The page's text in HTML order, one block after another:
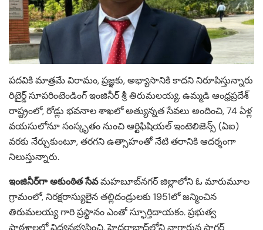
పదవికి మాత్రమే విరామం, ప్రజ్ఞకు, అభ్యాసానికి కాదని నిరూపిస్తున్నారు
రిటైర్డ్ సూపరింటెండింగ్ ఇంజినీర్ శ్రీ తిరుమలయ్య. ఉమ్మడి ఆంధ్రప్రదేశ్
రాష్ట్రంలో, రోడ్లు భవనాల శాఖలో అత్యున్నత సేవలు అందించి, 74 ఏళ్ల
వయసులోనూ సంస్కృతం నుంచి ఆర్టిఫిషియల్ ఇంటెలిజెన్స్ (ఏఐ)
వరకు నేర్చుకుంటూ, తరగని ఉత్సాహంతో నేటి తరానికి ఆదర్శంగా
నిలుస్తున్నారు.
ఇంజినీర్‌గా అకుంఠిత సేవమహబూబ్‌నగర్ జిల్లాలోని ఓ మారుమూల
గ్రామంలో, నిరక్షరాస్యులైన తల్లిదండ్రులకు 1951లో జన్మించిన
తిరుమలయ్య గారి ప్రస్థానం ఎంతో స్ఫూర్తిదాయకం. ప్రభుత్వ
పాఠశాలల్లో విద్యనభ్యసించి, హైదరాబాద్‌లోని నాగార్జున సాగర్